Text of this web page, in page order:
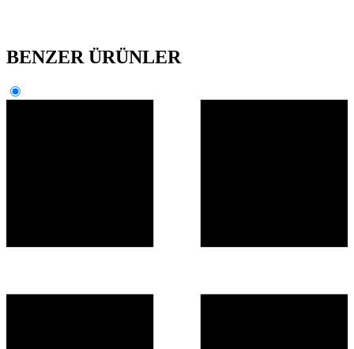
BENZER ÜRÜNLER